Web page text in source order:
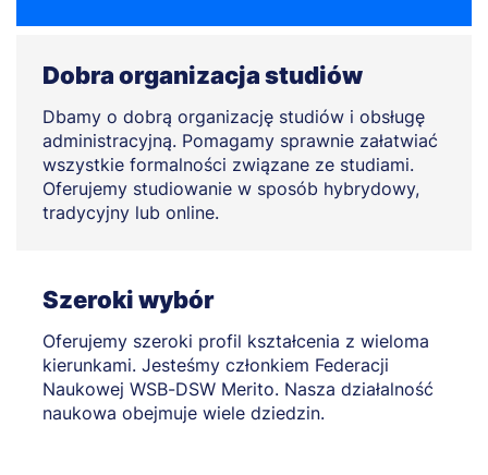
Dobra organizacja studiów
Dbamy o dobrą organizację studiów i obsługę
administracyjną. Pomagamy sprawnie załatwiać
wszystkie formalności związane ze studiami.
Oferujemy studiowanie w sposób hybrydowy,
tradycyjny lub online.
Szeroki wybór
Oferujemy szeroki profil kształcenia z wieloma
kierunkami. Jesteśmy członkiem Federacji
Naukowej WSB-DSW Merito. Nasza działalność
naukowa obejmuje wiele dziedzin.